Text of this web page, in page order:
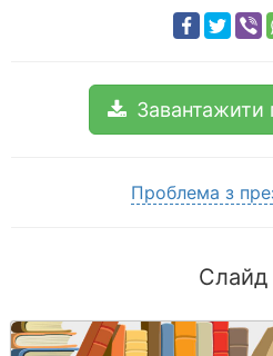
Завантажити
Проблема з
Слайд